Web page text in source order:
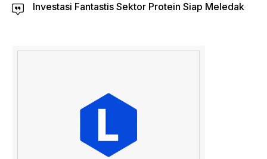
Investasi Fantastis Sektor Protein Siap Meledak